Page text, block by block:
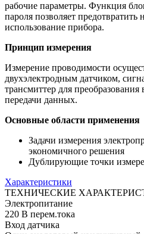
рабочие параметры. Функция
пароля позволяет
использование прибора.
Принцип измерения
Измерение проводимости
двухэлектродным датчиком,
трансмиттер для
передачи данных.
Основные области применения
Задачи измерения
экономичного решения
Дублирующие точки
Характеристики
ТЕХНИЧЕСКИЕ
Электропитание
220 В перем.тока
Вход датчика